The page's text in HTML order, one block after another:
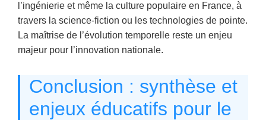
l’ingénierie et même la culture populaire en France, à
travers la science-fiction ou les technologies de pointe.
La maîtrise de l’évolution temporelle reste un enjeu
majeur pour l’innovation nationale.
Conclusion : synthèse et
enjeux éducatifs pour le